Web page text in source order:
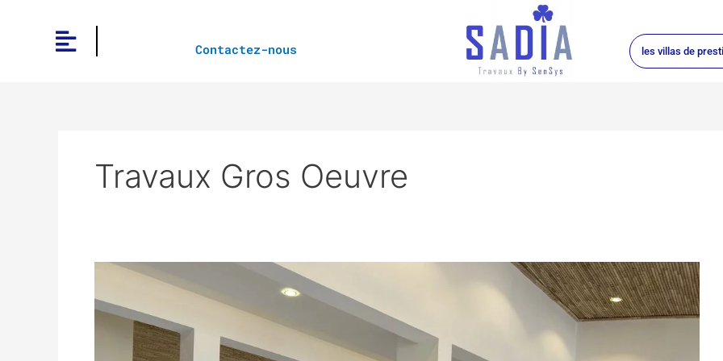
Contactez-nous les villas de
Travaux Gros Oeuvre
construction
en